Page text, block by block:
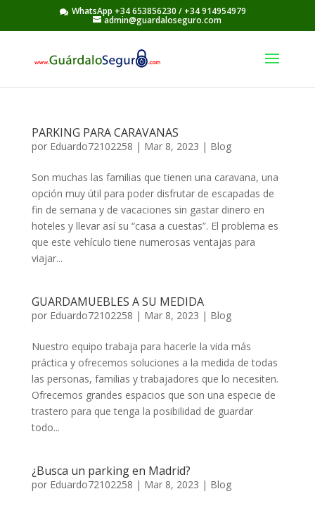
WhatsApp +34 653856230 / +34 914954979
admin@guardaloseguro.com
PARKING PARA CARAVANAS
por Eduardo72102258 | Mar 8, 2023 | Blog
Son muchas las familias que tienen una caravana, una
opción muy útil para poder disfrutar de escapadas de
fin de semana y de vacaciones sin gastar dinero en
hoteles y llevar así su “casa a cuestas”. El problema es
que este vehículo tiene numerosas ventajas para
viajar...
GUARDAMUEBLES A SU MEDIDA
por Eduardo72102258 | Mar 8, 2023 | Blog
Nuestro equipo trabaja para hacerle la vida más
práctica y ofrecemos soluciones a la medida de todas
las personas, familias y trabajadores que lo necesiten.
Ofrecemos grandes espacios que son una especie de
trastero para que tenga la posibilidad de guardar
todo...
¿Busca un parking en Madrid?
por Eduardo72102258 | Mar 8, 2023 | Blog